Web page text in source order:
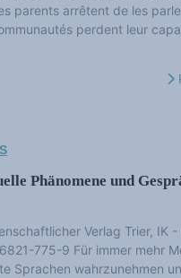
parents arrêtent de les
perdent leur
Phänomene und
Verlag Trier, IK
775-9 Für immer mehr
Sprachen wahrzunehmen